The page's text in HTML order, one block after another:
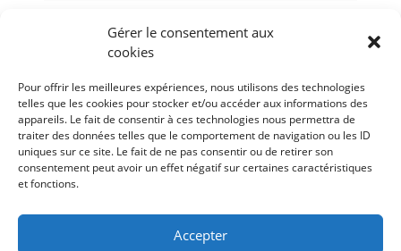
Gérer le consentement aux
cookies
Pour offrir les meilleures expériences, nous utilisons des technologies
telles que les cookies pour stocker et/ou accéder aux informations des
appareils. Le fait de consentir à ces technologies nous permettra de
traiter des données telles que le comportement de navigation ou les ID
uniques sur ce site. Le fait de ne pas consentir ou de retirer son
consentement peut avoir un effet négatif sur certaines caractéristiques
et fonctions.
Accepter
< >
Conditions générales
Déclaration de confidentialité